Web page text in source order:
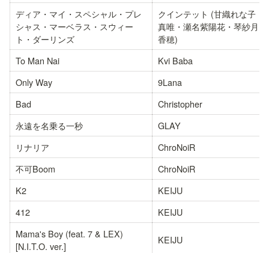
ディア・マイ・スペシャル・プレ
シャス・マーベラス・スウィー
ト・ダーリンズ
クインテット (甘織れな子・
真唯・瀬名紫陽花・琴紗月
香穂)
To Man Nai
Kvi Baba
Only Way
9Lana
Bad
Christopher
永遠を名乗る一秒
GLAY
リナリア
ChroNoiR
不可Boom
ChroNoiR
K2
KEIJU
412
KEIJU
Mama's Boy (feat. 7 & LEX)
[N.I.T.O. ver.]
KEIJU